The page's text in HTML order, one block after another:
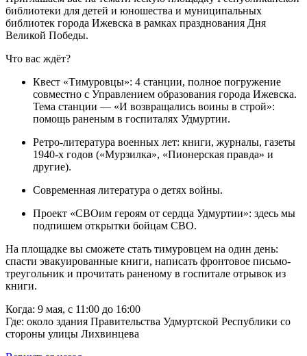
библиотеки для детей и юношества и муниципальных
библиотек города Ижевска в рамках празднования Дня
Великой Победы.
Что вас ждёт?
Квест «Тимуровцы»: 4 станции, полное погружение
совместно с Управлением образования города Ижевска.
Тема станции — «И возвращались воины в строй»:
помощь раненым в госпиталях Удмуртии.
Ретро-литература военных лет: книги, журналы, газеты
1940-х годов («Мурзилка», «Пионерская правда» и
другие).
Современная литература о детях войны.
Проект «СВОим героям от сердца Удмуртии»: здесь мы
подпишем открытки бойцам СВО.
На площадке вы сможете стать тимуровцем на один день:
спасти эвакуированные книги, написать фронтовое письмо-
треугольник и прочитать раненому в госпитале отрывок из
книги.
Когда: 9 мая, с 11:00 до 16:00
Где: около здания Правительства Удмуртской Республики со
стороны улицы Лихвинцева